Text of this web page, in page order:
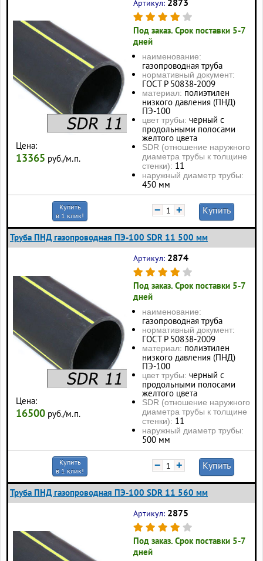
Цена:
13365 руб./м.п.
Артикул: 2873
Под заказ. Срок поставки 5-7
дней
наименование:
газопроводная труба
нормативный документ:
ГОСТ Р 50838-2009
материал: полиэтилен
низкого давления (ПНД)
ПЭ-100
цвет трубы: черный с
продольными полосами
желтого цвета
SDR (отношение наружного
диаметра трубы к толщине
стенки): 11
наружный диаметр трубы:
450 мм
Купить
в 1 клик!
− + Купить
Труба ПНД газопроводная ПЭ-100 SDR 11 500 мм
Цена:
16500 руб./м.п.
Артикул: 2874
Под заказ. Срок поставки 5-7
дней
наименование:
газопроводная труба
нормативный документ:
ГОСТ Р 50838-2009
материал: полиэтилен
низкого давления (ПНД)
ПЭ-100
цвет трубы: черный с
продольными полосами
желтого цвета
SDR (отношение наружного
диаметра трубы к толщине
стенки): 11
наружный диаметр трубы:
500 мм
Купить
в 1 клик!
− + Купить
Труба ПНД газопроводная ПЭ-100 SDR 11 560 мм
Артикул: 2875
Под заказ. Срок поставки 5-7
дней